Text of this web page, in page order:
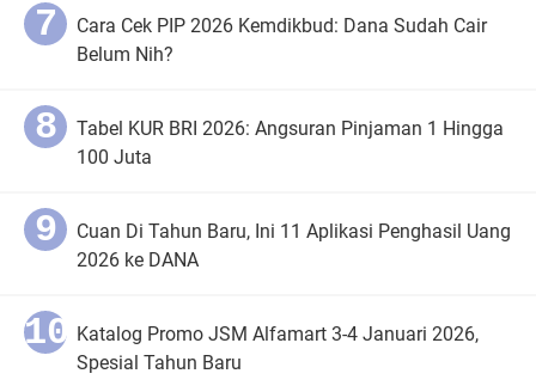
Cara Cek PIP 2026 Kemdikbud: Dana Sudah Cair
Belum Nih?
Tabel KUR BRI 2026: Angsuran Pinjaman 1 Hingga
100 Juta
Cuan Di Tahun Baru, Ini 11 Aplikasi Penghasil Uang
2026 ke DANA
Katalog Promo JSM Alfamart 3-4 Januari 2026,
Spesial Tahun Baru